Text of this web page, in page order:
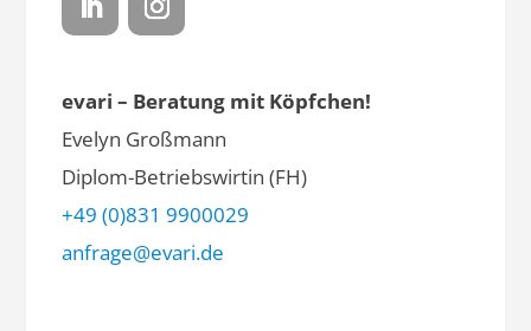
evari – Beratung mit Köpfchen!
Evelyn Großmann
Diplom-Betriebswirtin (FH)
+49 (0)831 9900029
anfrage@evari.de